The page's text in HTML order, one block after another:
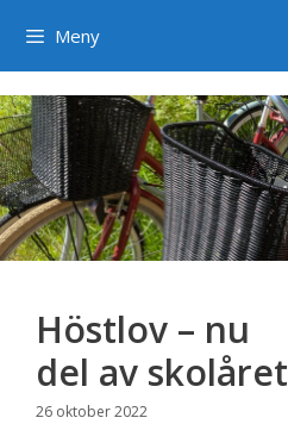
Meny
Höstlov – nu
del av skolåret
26 oktober 2022